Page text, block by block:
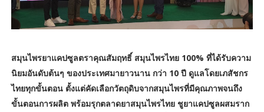
สมุนไพรยาแคปซูลตราคุณสัมฤทธิ์ สมุนไพรไทย 100% ที่ได้รับความ
นิยมอันดับต้นๆ ของประเทศมายาวนาน กว่า 10 ปี ดูแลโดยเภสัชกร
ไทยทุกขั้นตอน ตั้งแต่คัดเลือกวัตถุดิบจากสมุนไพรที่มีคุณภาพจนถึง
ขั้นตอนการผลิต พร้อมรุกตลาดยาสมุนไพรไทย ชูยาแคปซูลผสมราก